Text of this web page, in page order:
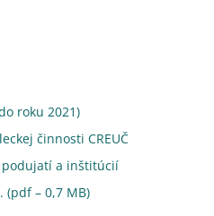
roku 2021)
činnosti CREUČ
podujatí a inštitúcií
(pdf – 0,7 MB)